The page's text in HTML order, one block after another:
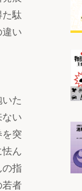
駄
い
た
い
突
ん
指
若者